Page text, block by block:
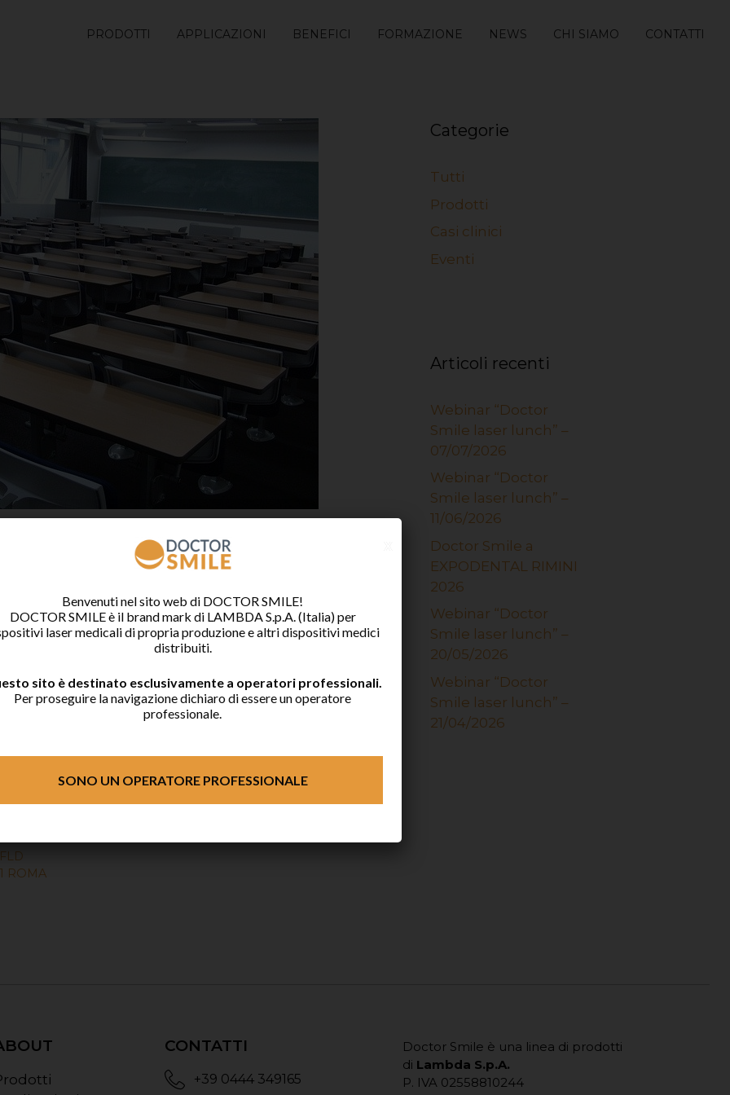
PRODOTTI APPLICAZIONI BENEFICI FORMAZIONE NEWS CHI SIAMO CONTATTI
presso il Poliambulatorio Specialistico
un Corso Avanzato di Laserterapia
il Prof. Capobianco Dr. Benito. Il corso
pratica, con trattamenti su pazienti effettuati sia
corsisti con la supervisione del relatore.
la locandina clicchi qui
ROMA
Categorie
Tutti
Prodotti
Casi clinici
Eventi
Articoli recenti
Webinar “Doctor
Smile laser lunch” –
07/07/2026
Webinar “Doctor
Smile laser lunch” –
11/06/2026
Doctor Smile a
EXPODENTAL RIMINI
2026
Webinar “Doctor
Smile laser lunch” –
20/05/2026
Webinar “Doctor
Smile laser lunch” –
21/04/2026
CONTATTI
+39 0444 349165
Doctor Smile è una linea di prodotti
di Lambda S.p.A.
P. IVA 02558810244
Benvenuti nel sito web di DOCTOR SMILE!
DOCTOR SMILE è il brand mark di LAMBDA S.p.A. (Italia) per
laser medicali di propria produzione e altri dispositivi medici
distribuiti.
sito è destinato esclusivamente a operatori professionali.
Per proseguire la navigazione dichiaro di essere un operatore
professionale.
SONO UN OPERATORE PROFESSIONALE